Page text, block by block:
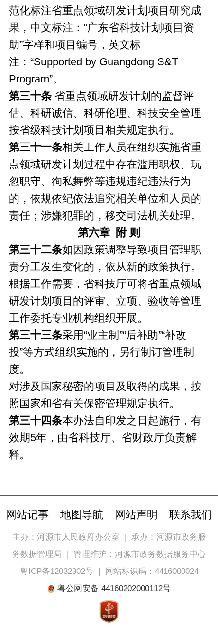
范化标注省重点领域研发计划项目研究成
果，中文标注：“广东省科技计划项目资
助”字样和项目编号，英文标
注：“Supported by Guangdong S&T
Program”。
第三十条 省重点领域研发计划的监督评
估、科研诚信、科研伦理、科技安全管理
按省级科技计划项目相关规定执行。
第三十一条相关工作人员在组织实施省重
点领域研发计划过程中存在滥用职权、玩
忽职守、徇私舞弊等违规违纪违法行为
的，依规依纪依法追究相关单位和人员的
责任；涉嫌犯罪的，移交司法机关处理。
第六章 附 则
第三十二条如因政策调整导致项目管理职
责分工发生变化的，依从新的政策执行。
根据工作需要，省科技厅可将省重点领域
研发计划项目的评审、立项、验收等管理
工作委托专业机构组织开展。
第三十三条采用“业主制”“后补助”“补改
投”等方式组织实施的，另行制订管理制
度。
对涉及国家秘密的项目及取得的成果，按
照国家和省有关保密管理规定执行。
第三十四条本办法自印发之日起施行，有
效期5年，由省科技厅、省财政厅负责解
释。
网站记事 地图导航 网站声明 联系我们
主办：河源市人民政府办公室 | 承办：河源市政务服
务数据管理局 | 管理维护：河源市政务数据服务中心
粤ICP备12032302号|
网站标识码：4416000024
粤公网安备 44160202000112号